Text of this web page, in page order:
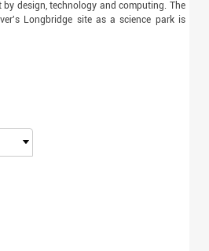
design, technology and computing. The
Longbridge site as a science park is